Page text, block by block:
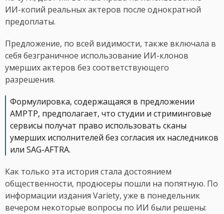
ИИ-копий реальных актеров после однократной
предоплаты.
Предложение, по всей видимости, также включала в
себя безграничное использование ИИ-клонов
умерших актеров без соответствующего
разрешения.
Формулировка, содержащаяся в предложении
AMPTP, предполагает, что студии и стриминговые
сервисы получат право использовать сканы
умерших исполнителей без согласия их наследников
или SAG-AFTRA.
Как только эта история стала достоянием
общественности, продюсеры пошли на попятную. По
информации издания Variety, уже в понедельник
вечером некоторые вопросы по ИИ были решены: